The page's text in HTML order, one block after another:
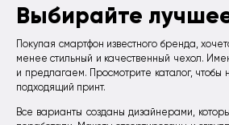
Выбирайте
Покупая смартфон известного бренда,
менее стильный и качественный чехол.
и предлагаем. Просмотрите каталог, чтобы
подходящий принт.
Все варианты созданы дизайнерами,